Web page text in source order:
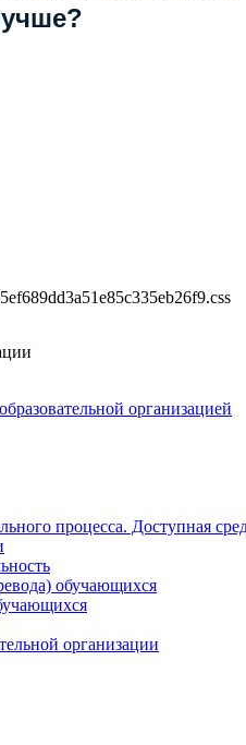
организацией
процесса. Доступная
обучающихся
организации